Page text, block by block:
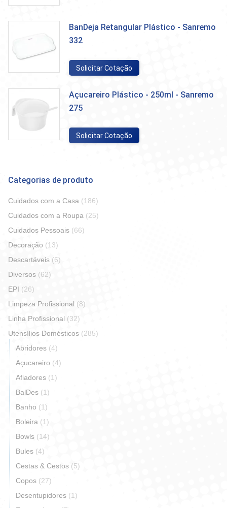
BanDeja Retangular Plástico - Sanremo
332
Solicitar Cotação
Açucareiro Plástico - 250ml - Sanremo
275
Solicitar Cotação
Categorias de produto
Cuidados com a Casa (186)
Cuidados com a Roupa (25)
Cuidados Pessoais (66)
Decoração (13)
Descartáveis (6)
Diversos (62)
EPI (26)
Limpeza Profissional (8)
Linha Profissional (32)
Utensílios Domésticos (285)
Abridores (4)
Açucareiro (4)
Afiadores (1)
BalDes (1)
Banho (1)
Boleira (1)
Bowls (14)
Bules (4)
Cestas & Cestos (5)
Copos (27)
Desentupidores (1)